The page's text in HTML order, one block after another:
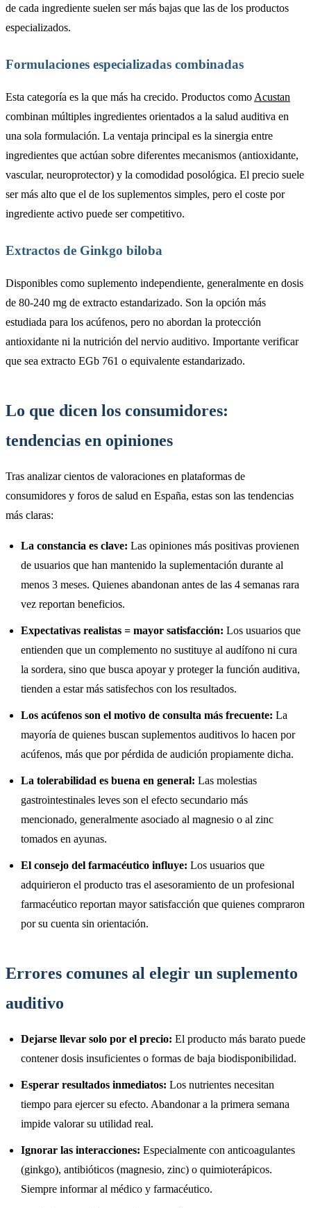
de cada ingrediente suelen ser más bajas que las de los productos
especializados.
Formulaciones especializadas combinadas
Esta categoría es la que más ha crecido. Productos como Acustan
combinan múltiples ingredientes orientados a la salud auditiva en
una sola formulación. La ventaja principal es la sinergia entre
ingredientes que actúan sobre diferentes mecanismos (antioxidante,
vascular, neuroprotector) y la comodidad posológica. El precio suele
ser más alto que el de los suplementos simples, pero el coste por
ingrediente activo puede ser competitivo.
Extractos de Ginkgo biloba
Disponibles como suplemento independiente, generalmente en dosis
de 80-240 mg de extracto estandarizado. Son la opción más
estudiada para los acúfenos, pero no abordan la protección
antioxidante ni la nutrición del nervio auditivo. Importante verificar
que sea extracto EGb 761 o equivalente estandarizado.
Lo que dicen los consumidores:
tendencias en opiniones
Tras analizar cientos de valoraciones en plataformas de
consumidores y foros de salud en España, estas son las tendencias
más claras:
La constancia es clave: Las opiniones más positivas provienen
de usuarios que han mantenido la suplementación durante al
menos 3 meses. Quienes abandonan antes de las 4 semanas rara
vez reportan beneficios.
Expectativas realistas = mayor satisfacción: Los usuarios que
entienden que un complemento no sustituye al audífono ni cura
la sordera, sino que busca apoyar y proteger la función auditiva,
tienden a estar más satisfechos con los resultados.
Los acúfenos son el motivo de consulta más frecuente: La
mayoría de quienes buscan suplementos auditivos lo hacen por
acúfenos, más que por pérdida de audición propiamente dicha.
La tolerabilidad es buena en general: Las molestias
gastrointestinales leves son el efecto secundario más
mencionado, generalmente asociado al magnesio o al zinc
tomados en ayunas.
El consejo del farmacéutico influye: Los usuarios que
adquirieron el producto tras el asesoramiento de un profesional
farmacéutico reportan mayor satisfacción que quienes compraron
por su cuenta sin orientación.
Errores comunes al elegir un suplemento
auditivo
Dejarse llevar solo por el precio: El producto más barato puede
contener dosis insuficientes o formas de baja biodisponibilidad.
Esperar resultados inmediatos: Los nutrientes necesitan
tiempo para ejercer su efecto. Abandonar a la primera semana
impide valorar su utilidad real.
Ignorar las interacciones: Especialmente con anticoagulantes
(ginkgo), antibióticos (magnesio, zinc) o quimioterápicos.
Siempre informar al médico y farmacéutico.